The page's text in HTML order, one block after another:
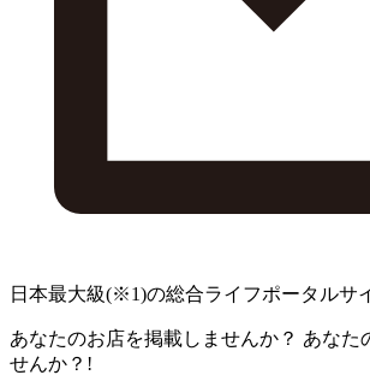
日本最大級(※1)の総合ライフポータルサ
あなたのお店を掲載しませんか？ あなた
せんか？!